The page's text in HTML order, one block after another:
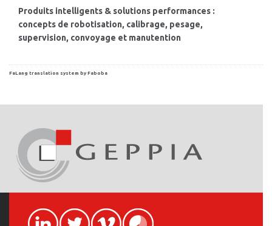
Produits intelligents & solutions performances :
concepts de robotisation, calibrage, pesage,
supervision, convoyage et manutention
FaLang translation system by Faboba